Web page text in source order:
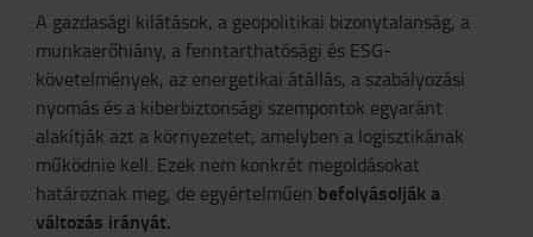
A gazdasági kilátások, a geopolitikai bizonytalanság, a
munkaerőhiány, a fenntarthatósági és ESG-
követelmények, az energetikai átállás, a szabályozási
nyomás és a kiberbiztonsági szempontok egyaránt
alakítják azt a környezetet, amelyben a logisztikának
működnie kell. Ezek nem konkrét megoldásokat
határoznak meg, de egyértelműen befolyásolják a
változás irányát.